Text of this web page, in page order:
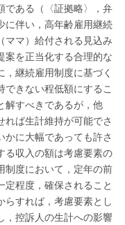
である（〈証拠略〉，弁
に伴い，高年齢雇用継続
ママ）給付される見込み
案を正当化する合理的な
継続雇用制度に基づく
きない程低額にするこ
解すべきであるが，他
ば生計維持が可能でさ
かに大幅であっても許さ
る収入の額は考慮要素の
制度において，定年の前
程度，確保されること
らすれば，考慮要素とし
，控訴人の生計への影響